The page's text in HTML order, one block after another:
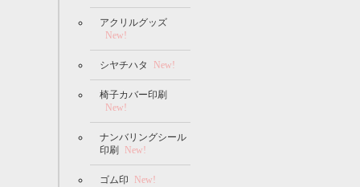
アクリルグッズ
New!
シヤチハタ New!
椅子カバー印刷
New!
ナンバリングシール
印刷
New!
ゴム印 New!